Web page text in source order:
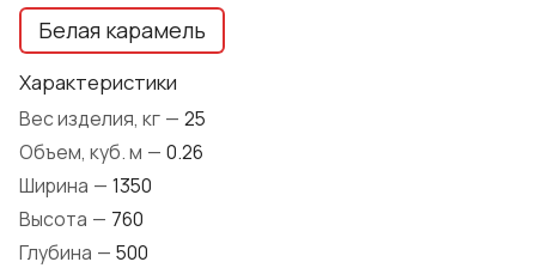
Белая карамель
Характеристики
Вес изделия, кг — 25
Объем, куб. м — 0.26
Ширина — 1350
Высота — 760
Глубина — 500